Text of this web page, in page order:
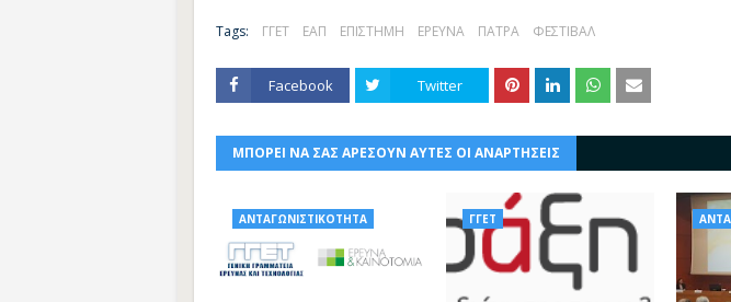
Tags: ΓΓΕΤ ΕΑΠ ΕΠΙΣΤΗΜΗ ΕΡΕΥΝΑ ΠΑΤΡΑ ΦΕΣΤΙΒΑΛ
Facebook Twitter
ΜΠΟΡΕΙ ΝΑ ΣΑΣ ΑΡΕΣΟΥΝ ΑΥΤΕΣ ΟΙ ΑΝΑΡΤΗΣΕΙΣ
ΑΝΤΑΓΩΝΙΣΤΙΚΟΤΗΤΑ ΓΓΕΤ